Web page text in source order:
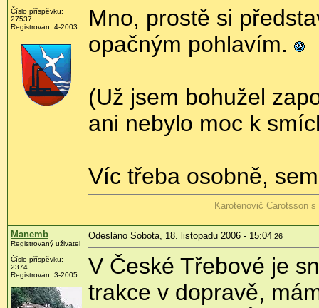
Číslo příspěvku:
27537
Registrován: 4-2003
Mno, prostě si
opačným pohlavím.
(Už jsem bohužel
ani nebylo moc k
Víc třeba osobně,
Karotenovič Carotsson
Manemb
Registrovaný uživatel
Číslo příspěvku:
2374
Registrován: 3-2005
Odesláno Sobota, 18. listopadu 2006 - 15:04:26
V České Třebové je
trakce v dopravě,